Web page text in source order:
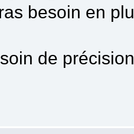
besoin en
de